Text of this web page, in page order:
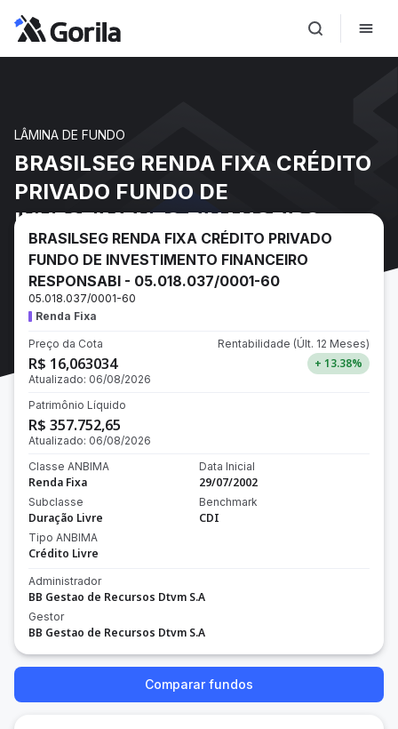
LÂMINA DE FUNDO
BRASILSEG RENDA FIXA CRÉDITO
PRIVADO FUNDO DE
INVESTIMENTO FINANCEIRO
RESPONSABI - 05.018.037/0001-
60
BRASILSEG RENDA FIXA CRÉDITO PRIVADO
FUNDO DE INVESTIMENTO FINANCEIRO
RESPONSABI - 05.018.037/0001-60
05.018.037/0001-60
Renda Fixa
Preço da Cota
R$ 16,063034
Atualizado: 06/08/2026
Rentabilidade (Últ. 12 Meses)
+ 13.38%
Patrimônio Líquido
R$ 357.752,65
Atualizado: 06/08/2026
Classe ANBIMA
Renda Fixa
Subclasse
Duração Livre
Tipo ANBIMA
Crédito Livre
Data Inicial
29/07/2002
Benchmark
CDI
Administrador
BB Gestao de Recursos Dtvm S.A
Gestor
BB Gestao de Recursos Dtvm S.A
Comparar fundos